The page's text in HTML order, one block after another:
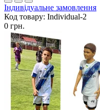
Індивідуальне замовлення
Код товару: Individual-2
0 грн.